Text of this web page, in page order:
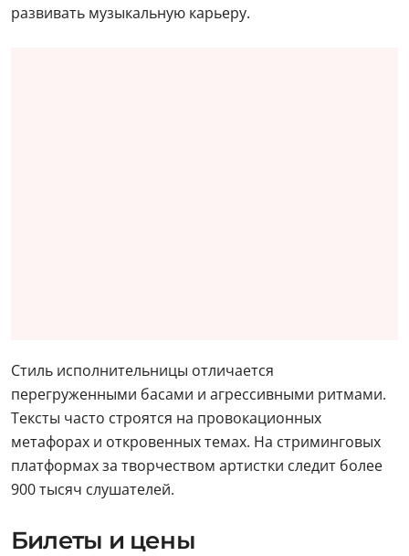
развивать музыкальную карьеру.
Стиль исполнительницы отличается
перегруженными басами и агрессивными ритмами.
Тексты часто строятся на провокационных
метафорах и откровенных темах. На стриминговых
платформах за творчеством артистки следит более
900 тысяч слушателей.
Билеты и цены